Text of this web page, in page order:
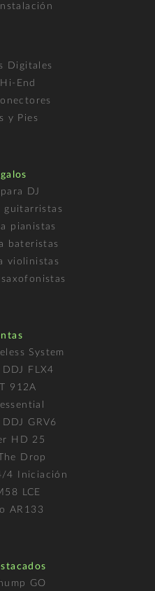
Digitales
End
y Pies
DJ
guitarristas
pianistas
bateristas
violinistas
System
FLX4
912A
GRV6
HD 25
Drop
4 Iniciación
LCE
AR133
GO